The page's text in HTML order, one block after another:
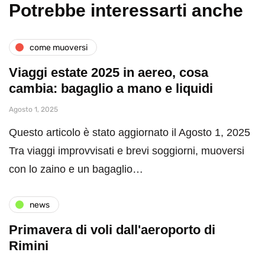
Potrebbe interessarti anche
come muoversi
Viaggi estate 2025 in aereo, cosa
cambia: bagaglio a mano e liquidi
Agosto 1, 2025
Questo articolo è stato aggiornato il Agosto 1, 2025
Tra viaggi improvvisati e brevi soggiorni, muoversi
con lo zaino e un bagaglio…
news
Primavera di voli dall'aeroporto di
Rimini